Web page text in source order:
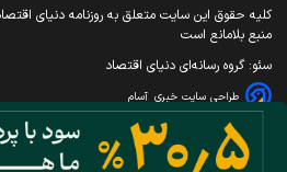
کليه حقوق اين سايت متعلق به روزنامه دنيای
منبع بلامانع است
سئو: گروه رسانه‌ای دنیای اقتصاد
طراحی سایت خبری آسام